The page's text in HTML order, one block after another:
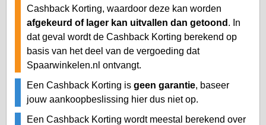
Cashback Korting, waardoor deze kan worden
afgekeurd of lager kan uitvallen dan getoond . In
dat geval wordt de Cashback Korting berekend op
basis van het deel van de vergoeding dat
Spaarwinkelen.nl ontvangt.
Een Cashback Korting is geen garantie, baseer
jouw aankoopbeslissing hier dus niet op.
Een Cashback Korting wordt meestal berekend over